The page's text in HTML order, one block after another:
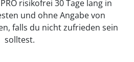
risikofrei 30 Tage lang in
und ohne Angabe von
falls du nicht zufrieden sein
solltest.